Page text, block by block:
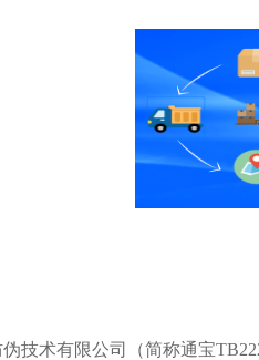
技术有限公司（简称通宝